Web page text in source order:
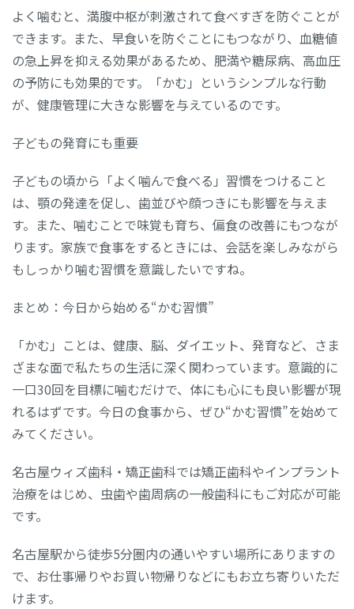
よく噛むと、満腹中枢が刺激されて食べすぎを防ぐことが
できます。また、早食いを防ぐことにもつながり、血糖値
の急上昇を抑える効果があるため、肥満や糖尿病、高血圧
の予防にも効果的です。「かむ」というシンプルな行動
が、健康管理に大きな影響を与えているのです。
子どもの発育にも重要
子どもの頃から「よく噛んで食べる」習慣をつけること
は、顎の発達を促し、歯並びや顔つきにも影響を与えま
す。また、噛むことで味覚も育ち、偏食の改善にもつなが
ります。家族で食事をするときには、会話を楽しみながら
もしっかり噛む習慣を意識したいですね。
まとめ：今日から始める“かむ習慣”
「かむ」ことは、健康、脳、ダイエット、発育など、さま
ざまな面で私たちの生活に深く関わっています。意識的に
一口30回を目標に噛むだけで、体にも心にも良い影響が現
れるはずです。今日の食事から、ぜひ“かむ習慣”を始めて
みてください。
名古屋ウィズ歯科・矯正歯科では矯正歯科やインプラント
治療をはじめ、虫歯や歯周病の一般歯科にもご対応が可能
です。
名古屋駅から徒歩5分圏内の通いやすい場所にありますの
で、お仕事帰りやお買い物帰りなどにもお立ち寄りいただ
けます。